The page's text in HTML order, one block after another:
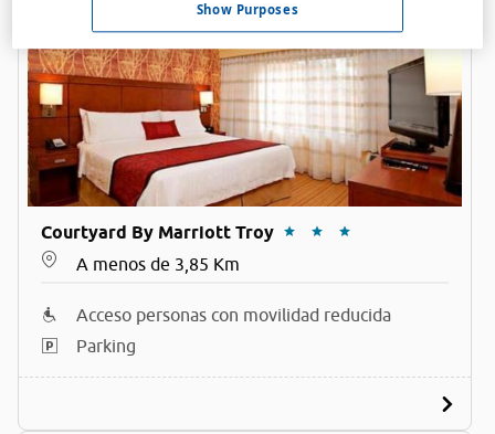
Courtyard By Marriott Troy
A menos de 3,85 Km
Acceso personas con movilidad reducida
Parking
Show Purposes